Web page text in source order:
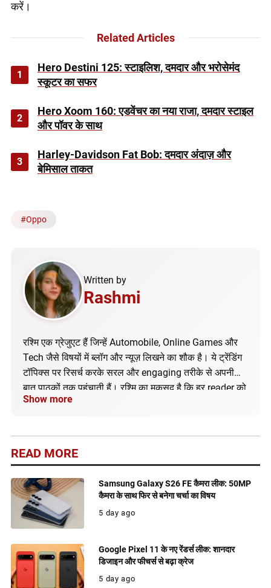
करें।
Related Articles
1
Hero Destini 125: स्टाइलिश, दमदार और भरोसेमंद
स्कूटर का सफर
2
Hero Xoom 160: एडवेंचर का नया राजा, दमदार स्टाइल
और पॉवर के साथ
3
Harley-Davidson Fat Bob: दमदार अंदाज़ और
बेमिसाल ताकत
#Oppo
Written by
Rashmi
रश्मि एक ग्रेजुएट हैं जिन्हें Automobile, Online Games और
Tech जैसे विषयों में ब्लॉग और न्यूज़ लिखने का शौक है। ये ट्रेंडिंग
टॉपिक्स पर रिसर्च करके सरल और engaging तरीके से अपनी
बात पाठकों तक पहुंचाती हैं। रश्मि का मकसद है कि हर reader को
सही और अपडेटेड जानकारी मिले।
Show more
READ MORE
Samsung Galaxy S26 FE कैमरा लीक: 50MP
कैमरा के साथ फिर से बनेगा चर्चा का विषय
5 day ago
Google Pixel 11 के नए रेंडर्स लीक: शानदार
डिजाइन और फीचर्स से बढ़ा क्रेज
5 day ago